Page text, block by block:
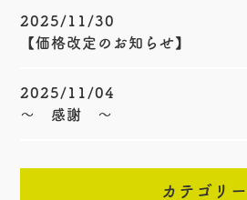
2025/11/30
【価格改定のお知らせ】
2025/11/04
〜 感謝 〜
カテゴリー